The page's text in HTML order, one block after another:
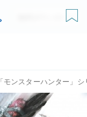
無料ダウンロード
「モンスターハンター」